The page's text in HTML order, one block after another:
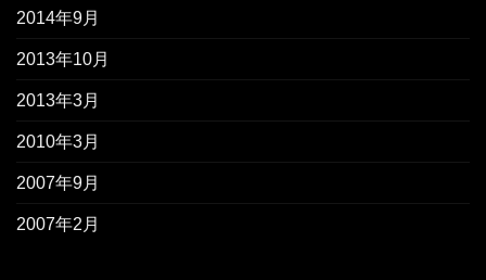
2014年9月
2013年10月
2013年3月
2010年3月
2007年9月
2007年2月